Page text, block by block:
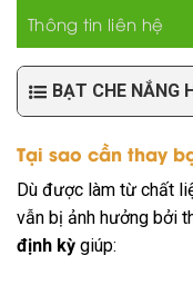
Thông tin liên hệ
BẠT CHE NẮNG
Tại sao cần thay
Dù được làm từ chất
vẫn bị ảnh hưởng bởi
định kỳ giúp: